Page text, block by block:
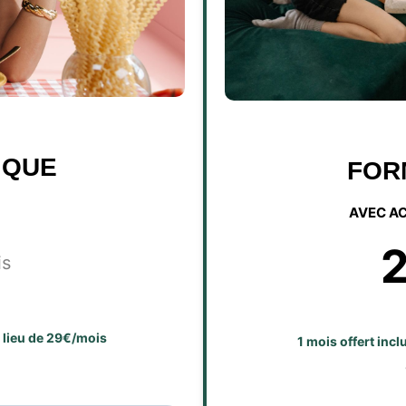
lieu de 29€/mois
AVEC
1 mois offert